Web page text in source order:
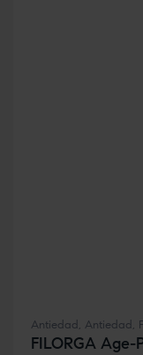
Antiedad, Antiedad,
FILORGA